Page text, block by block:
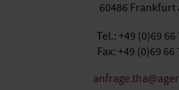
60486 Frankfurt
Tel.: +49 (0)69 66
Fax: +49 (0)69 66